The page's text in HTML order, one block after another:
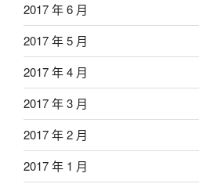
2017 年 6 月
2017 年 5 月
2017 年 4 月
2017 年 3 月
2017 年 2 月
2017 年 1 月